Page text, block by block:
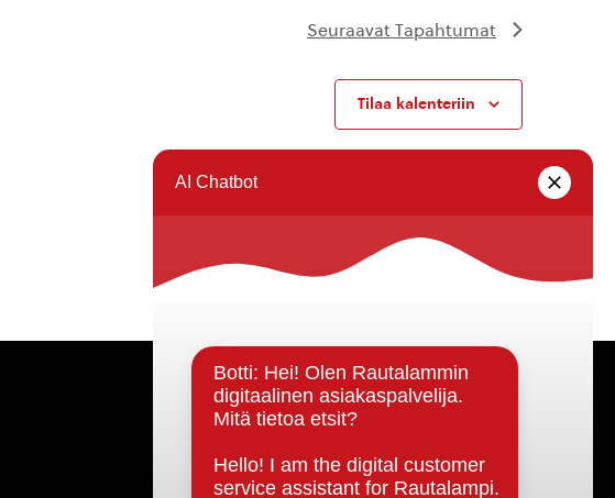
Seuraavat Tapahtumat
Tilaa kalenteriin
Päätöksenteko ja lähidemokratia
Päätökset, esityslistat & pöytäkirjat
Hallinto